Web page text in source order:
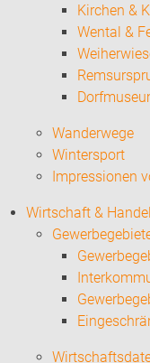
Kirchen &
Wental &
Wanderwege
Wintersport
Impressionen
Wirtschaft & Handel